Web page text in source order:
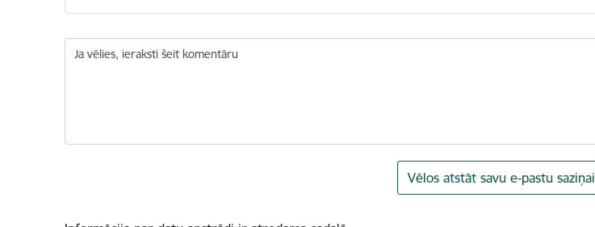
Ja vēlies, ieraksti šeit komentāru
Vēlos atstāt savu e-pastu saziņai